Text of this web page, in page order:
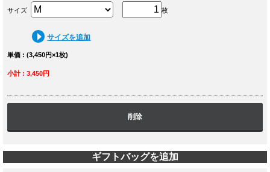
枚
サイズ
サイズを追加
単価 : (3,450円×1枚)
小計 : 3,450円
削除
ギフトバッグを追加